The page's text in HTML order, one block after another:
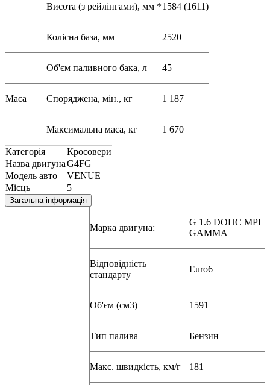
Висота (з рейлінгами), мм *1584 (1611)
Колісна база, мм 2520
Об'єм паливного бака, л 45
Маса Споряджена, мін., кг 1 187
Максимальна маса, кг 1 670
Категорія
Кросовери
Назва двигунаG4FG
Модель авто
VENUE
Місць
5
Загальна інформація
Марка двигуна:
G 1.6 DOHC MPI
GAMMA
Відповідність
стандарту
Euro6
Об'єм (см3) 1591
Тип палива Бензин
Макс. швидкість, км/г 181